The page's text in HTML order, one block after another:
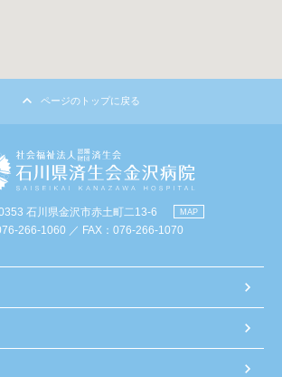
ページのトップに戻る
石川県金沢市赤土町二13-6
266-1060 ／ FAX：076-266-1070
MAP